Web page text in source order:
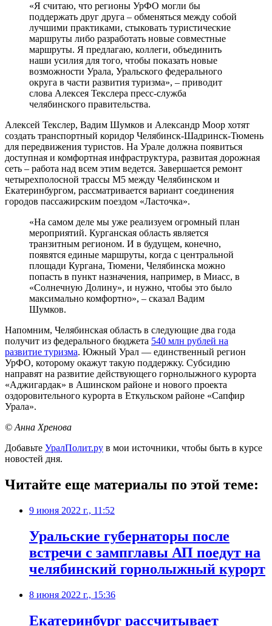
«Я считаю, что регионы УрФО могли бы
поддержать друг друга – обменяться между собой
лучшими практиками, стыковать туристические
маршруты либо разработать новые совместные
маршруты. Я предлагаю, коллеги, объединить
наши усилия для того, чтобы показать новые
возможности Урала, Уральского федерального
округа в части развития туризма», – приводит
слова Алексея Текслера пресс-служба
челябинского правительства.
Алексей Текслер, Вадим Шумков и Александр Моор хотят
создать транспортный коридор Челябинск-Шадринск-Тюмень
для передвижения туристов. На Урале должна появиться
доступная и комфортная инфраструктура, развитая дорожная
сеть – работа над всем этим ведется. Завершается ремонт
четырехполосной трассы М5 между Челябинском и
Екатеринбургом, рассматривается вариант соединения
городов пассажирским поездом «Ласточка».
«На самом деле мы уже реализуем огромный план
мероприятий. Курганская область является
транзитным регионом. И в будущем, конечно,
появятся единые маршруты, когда с центральной
площади Кургана, Тюмени, Челябинска можно
попасть в пункт назначения, например, в Миасс, в
«Солнечную Долину», и нужно, чтобы это было
максимально комфортно», – сказал Вадим
Шумков.
Напомним, Челябинская область в следующие два года
получит из федерального бюджета 540 млн рублей на
развитие туризма. Южный Урал — единственный регион
УрФО, которому окажут такую поддержку. Субсидию
направят на развитие действующего горнолыжного курорта
«Аджигардак» в Ашинском районе и нового проекта
оздоровительного курорта в Еткульском районе «Сапфир
Урала».
© Анна Хренова
Добавьте УралПолит.ру в мои источники, чтобы быть в курсе
новостей дня.
Читайте еще материалы по этой теме:
9 июня 2022 г., 11:52
Уральские губернаторы после
встречи с зампглавы АП поедут на
челябинский горнолыжный курорт
8 июня 2022 г., 15:36
Екатеринбург рассчитывает